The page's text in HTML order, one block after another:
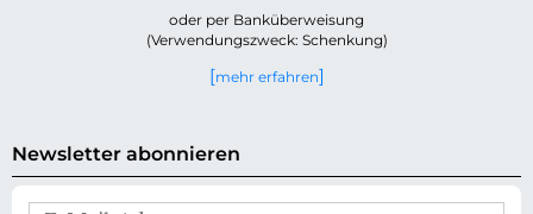
oder per Banküberweisung
(Verwendungszweck: Schenkung)
mehr erfahren
Newsletter abonnieren